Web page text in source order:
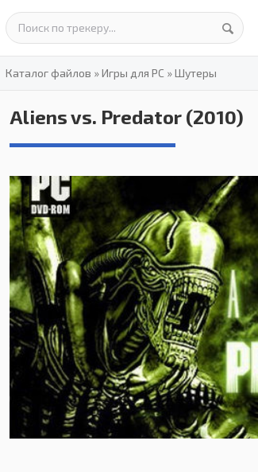
Каталог файлов »Игры для PC »Шутеры
Aliens vs. Predator (2010)